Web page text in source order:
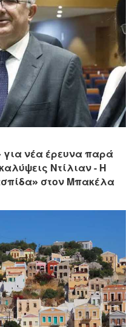
για νέα έρευνα παρά
Ντίλιαν - Η
στον Μπακέλα